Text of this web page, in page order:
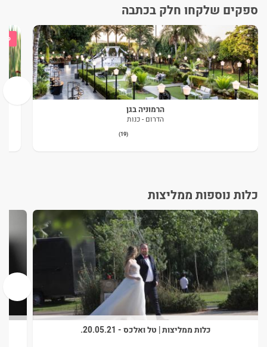
ספקים שלקחו חלק בכתבה
הרמוניה בגן
הדרום - כנות
(19)
כלות נוספות ממליצות
כלות ממליצות | טל ואלכס - 20.05.21.